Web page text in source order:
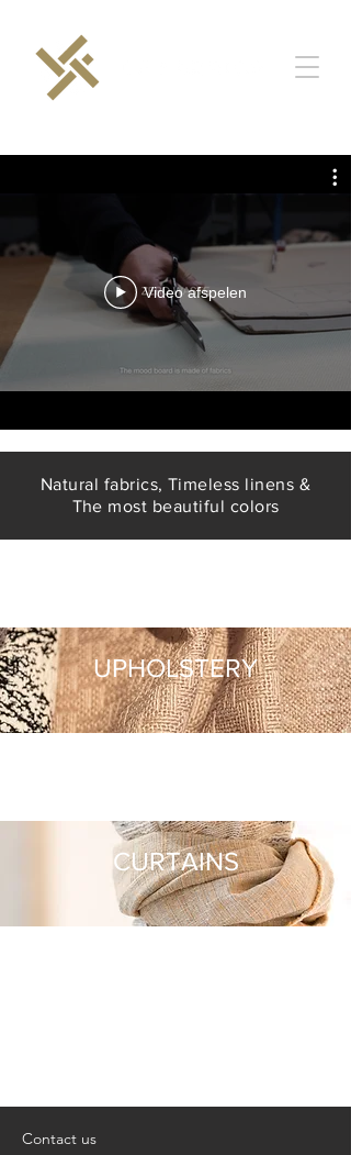
Video afspelen
Natural fabrics, Timeless linens &
The most beautiful colors
UPHOLSTERY
CURTAINS
Contact us